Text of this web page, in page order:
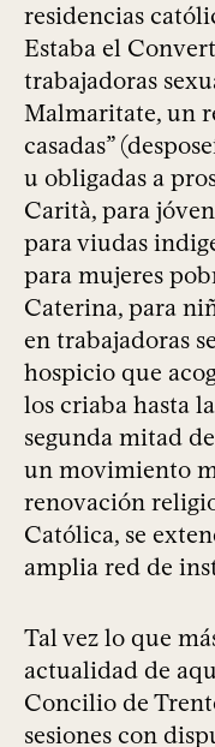
residencias
Estaba el
trabajadoras
Malmaritate, un
casadas”
u obligadas a
Carità, para
para viudas
para mujeres
Caterina, para
en trabajadoras
hospicio que
los criaba hasta
segunda mitad
un movimiento
renovación
Católica, se
amplia red de
Tal vez lo que
actualidad de
Concilio de
sesiones con